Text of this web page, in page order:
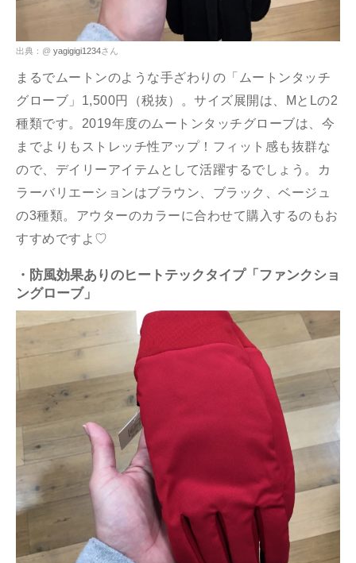
出典：@ yagigigi1234さん
まるでムートンのような手ざわりの「ムートンタッチ
グローブ」1,500円（税抜）。サイズ展開は、MとLの2
種類です。2019年度のムートンタッチグローブは、今
までよりもストレッチ性アップ！フィット感も抜群な
ので、デイリーアイテムとして活躍するでしょう。カ
ラーバリエーションはブラウン、ブラック、ベージュ
の3種類。アウターのカラーに合わせて購入するのもお
すすめですよ♡
・防風効果ありのヒートテックタイプ「ファンクショ
ングローブ」